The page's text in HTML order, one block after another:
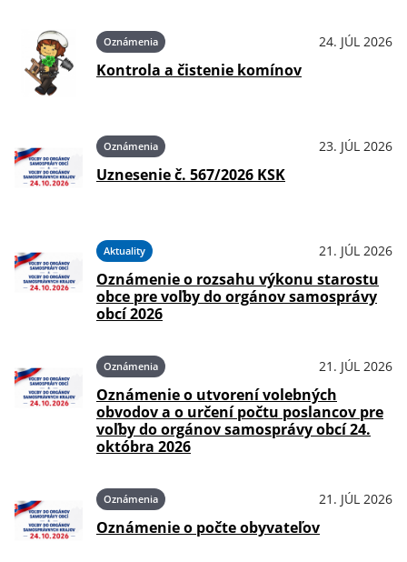
Oznámenia 24. JÚL 2026
Kontrola a čistenie komínov
Oznámenia 23. JÚL 2026
Uznesenie č. 567/2026 KSK
Aktuality 21. JÚL 2026
Oznámenie o rozsahu výkonu starostu
obce pre voľby do orgánov samosprávy
obcí 2026
Oznámenia 21. JÚL 2026
Oznámenie o utvorení volebných
obvodov a o určení počtu poslancov pre
voľby do orgánov samosprávy obcí 24.
októbra 2026
Oznámenia 21. JÚL 2026
Oznámenie o počte obyvateľov